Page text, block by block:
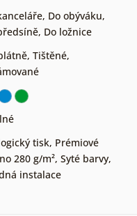
, Do obýváku,
, Do ložnice
, Tištěné,
tisk, Prémiové
280 g/m², Syté barvy,
instalace